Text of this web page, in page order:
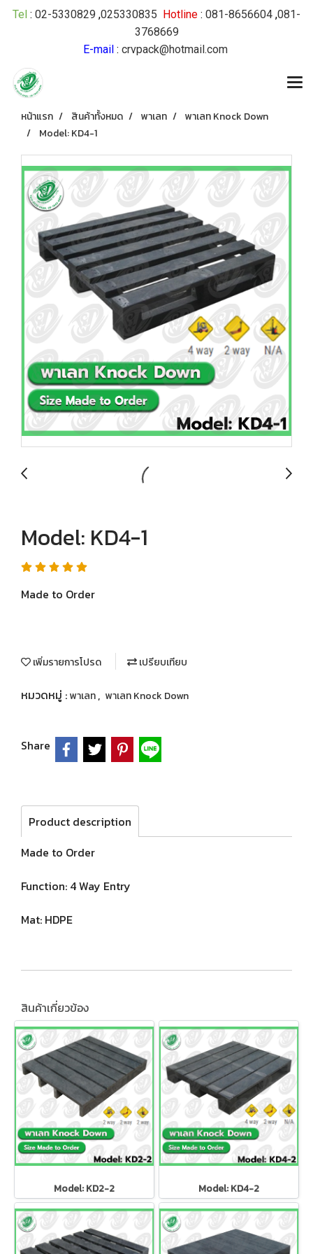
Tel : 02-5330829 ,025330835 Hotline : 081-8656604 ,081-
3768669
E-mail: crvpack@hotmail.com
หน้าแรก สินค้าทั้งหมด พาเลท
พาเลท Knock Down
Model: KD4-1
Model: KD4-1
Made to Order
เพิ่มรายการโปรด เปรียบเทียบ
หมวดหมู่ :พาเลท, พาเลท Knock Down
Share
Product description
Made to Order
Function: 4 Way Entry
Mat: HDPE
สินค้าเกี่ยวข้อง
Model: KD2-2 Model: KD4-2